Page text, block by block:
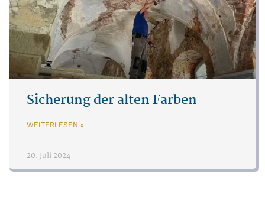
Sicherung der alten Farben
WEITERLESEN »
20. Juli 2024